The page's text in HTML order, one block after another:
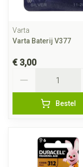
Varta
Varta Baterij V377
€ 3,00
Bestel